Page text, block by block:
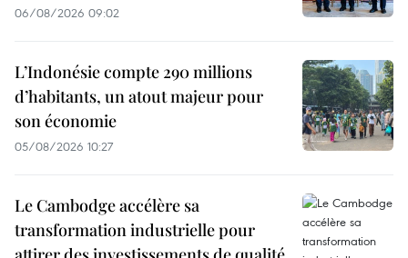
06/08/2026 09:02
L’Indonésie compte 290 millions
d’habitants, un atout majeur pour
son économie
05/08/2026 10:27
Le Cambodge accélère sa
transformation industrielle pour